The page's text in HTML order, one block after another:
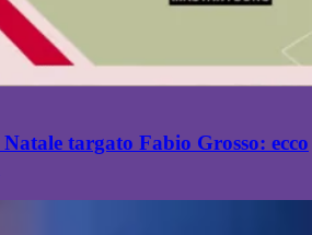
targato Fabio Grosso: ecco